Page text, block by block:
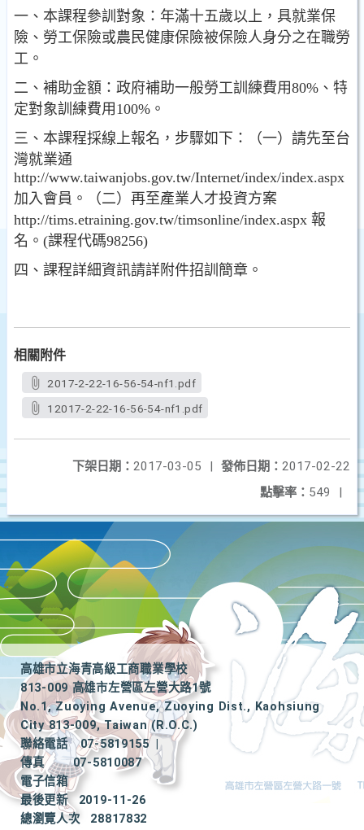
一、本課程參訓對象：年滿十五歲以上，具就業保
險、勞工保險或農民健康保險被保險人身分之在職勞
工。
二、補助金額：政府補助一般勞工訓練費用80%、特
定對象訓練費用100%。
三、本課程採線上報名，步驟如下：（一）請先至台
灣就業通
http://www.taiwanjobs.gov.tw/Internet/index/index.aspx
加入會員。（二）再至產業人才投資方案
http://tims.etraining.gov.tw/timsonline/index.aspx 報
名。(課程代碼98256)
四、課程詳細資訊請詳附件招訓簡章。
相關附件
2017-2-22-16-56-54-nf1.pdf
12017-2-22-16-56-54-nf1.pdf
發佈日期： 2017-02-22
下架日期： 2017-03-05
|
點擊率： 549 |
高雄市立海青高級工商職業學校
813-009 高雄市左營區左營大路1號
No.1, Zuoying Avenue, Zuoying Dist., Kaohsiung
City 813-009, Taiwan (R.O.C.)
聯絡電話
07-5819155
|
傳真
07-5810087
電子信箱
最後更新
2019-11-26
總瀏覽人次
28817832